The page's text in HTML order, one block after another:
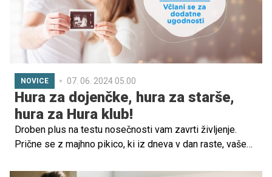
dopust z dojenčkom čista petka!
NOVICE 07. 06. 2024 05.00
Hura za dojenčke, hura za starše,
hura za Hura klub!
Droben plus na testu nosečnosti vam zavrti življenje.
Prične se z majhno pikico, ki iz dneva v dan raste, vaše
otroške sobice in seveda izbiranje 1001 stvari za